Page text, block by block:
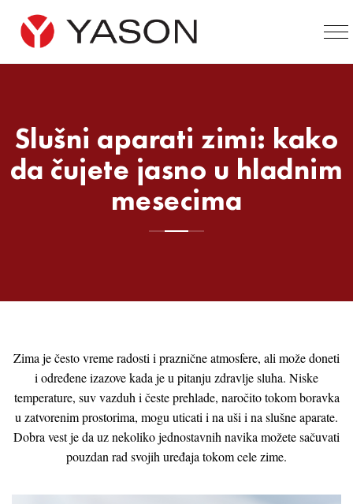
Slušni aparati zimi: kako
da čujete jasno u hladnim
mesecima
Zima je često vreme radosti i praznične atmosfere, ali može doneti
i određene izazove kada je u pitanju zdravlje sluha. Niske
temperature, suv vazduh i česte prehlade, naročito tokom boravka
u zatvorenim prostorima, mogu uticati i na uši i na slušne aparate.
Dobra vest je da uz nekoliko jednostavnih navika možete sačuvati
pouzdan rad svojih uređaja tokom cele zime.